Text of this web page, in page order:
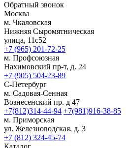
Обратный звонок
Москва
м. Чкаловская
Нижняя Сыромятническая
улица, 11с52
+7 (965) 201-72-25
м. Профсоюзная
Нахимовский пр-т, д. 24
+7 (905) 504-23-89
С-Петербург
м. Садовая-Сенная
Вознесенский пр. д 47
+7(812)314-44-94 +7(981)916-38-85
м. Приморская
ул. Железноводская, д. 3
+7 (812) 324-45-74
Каталог